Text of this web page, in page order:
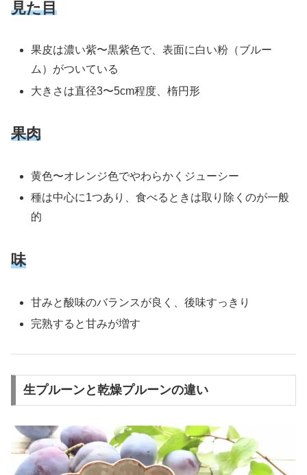
見た目
果皮は濃い紫〜黒紫色で、表面に白い粉（ブルー
ム）がついている
大きさは直径3〜5cm程度、楕円形
果肉
黄色〜オレンジ色でやわらかくジューシー
種は中心に1つあり、食べるときは取り除くのが一般
的
味
甘みと酸味のバランスが良く、後味すっきり
完熟すると甘みが増す
生プルーンと乾燥プルーンの違い